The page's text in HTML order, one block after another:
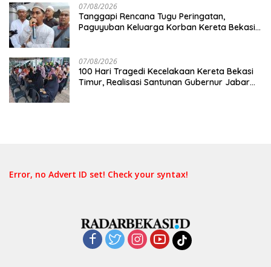
07/08/2026
Tanggapi Rencana Tugu Peringatan,
Paguyuban Keluarga Korban Kereta Bekasi
07/08/2026
100 Hari Tragedi Kecelakaan Kereta Bekasi
Timur, Realisasi Santunan Gubernur Jabar
Error, no Advert ID set! Check your syntax!